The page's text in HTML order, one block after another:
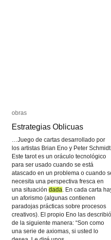
obras
Estrategias Oblicuas
…Juego de cartas desarrollado por
los artistas Brian Eno y Peter Schmidt.
Este tarot es un oráculo tecnológico
para ser usado cuando se está
atascado en un problema o cuando
necesita una perspectiva fresca en
una situación dada . En cada carta
un aforismo (algunas contienen
paradojas prácticas sobre procesos
creativos). El propio Eno las describió
de la siguiente manera: “Son como
una serie de axiomas, si usted lo
obras
Estrategias Oblicuas
dada